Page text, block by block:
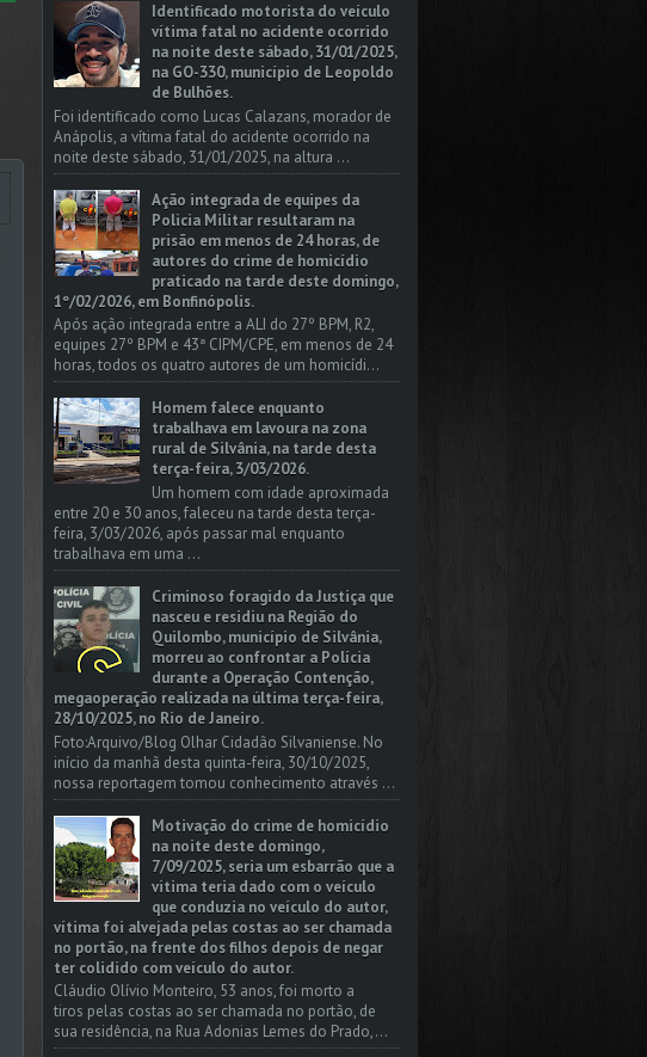
Identificado motorista do veículo
vítima fatal no acidente ocorrido
na noite deste sábado, 31/01/2025,
na GO-330, município de Leopoldo
de Bulhões.
Foi identificado como Lucas Calazans, morador de
Anápolis, a vítima fatal do acidente ocorrido na
noite deste sábado, 31/01/2025, na altura ...
Ação integrada de equipes da
Policia Militar resultaram na
prisão em menos de 24 horas, de
autores do crime de homicídio
praticado na tarde deste domingo,
1º/02/2026, em Bonfinópolis.
Após ação integrada entre a ALI do 27º BPM, R2,
equipes 27º BPM e 43ª CIPM/CPE, em menos de 24
horas, todos os quatro autores de um homicídi...
Homem falece enquanto
trabalhava em lavoura na zona
rural de Silvânia, na tarde desta
terça-feira, 3/03/2026.
Um homem com idade aproximada
entre 20 e 30 anos, faleceu na tarde desta terça-
feira, 3/03/2026, após passar mal enquanto
trabalhava em uma ...
Criminoso foragido da Justiça que
nasceu e residiu na Região do
Quilombo, município de Silvânia,
morreu ao confrontar a Polícia
durante a Operação Contenção,
megaoperação realizada na última terça-feira,
28/10/2025, no Rio de Janeiro.
Foto:Arquivo/Blog Olhar Cidadão Silvaniense. No
início da manhã desta quinta-feira, 30/10/2025,
nossa reportagem tomou conhecimento através ...
Motivação do crime de homicídio
na noite deste domingo,
7/09/2025, seria um esbarrão que a
vitima teria dado com o veículo
que conduzia no veículo do autor,
vítima foi alvejada pelas costas ao ser chamada
no portão, na frente dos filhos depois de negar
ter colidido com veículo do autor.
Cláudio Olívio Monteiro, 53 anos, foi morto a
tiros pelas costas ao ser chamada no portão, de
sua residência, na Rua Adonias Lemes do Prado,...